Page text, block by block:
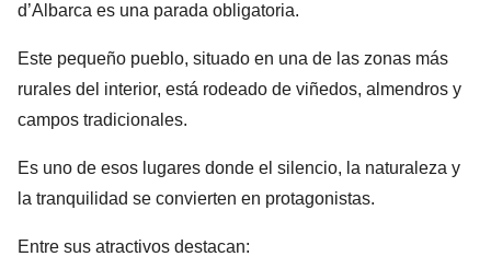
d’Albarca es una parada obligatoria.
Este pequeño pueblo, situado en una de las zonas más
rurales del interior, está rodeado de viñedos, almendros y
campos tradicionales.
Es uno de esos lugares donde el silencio, la naturaleza y
la tranquilidad se convierten en protagonistas.
Entre sus atractivos destacan: